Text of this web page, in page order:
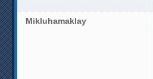
Mikluhamaklay